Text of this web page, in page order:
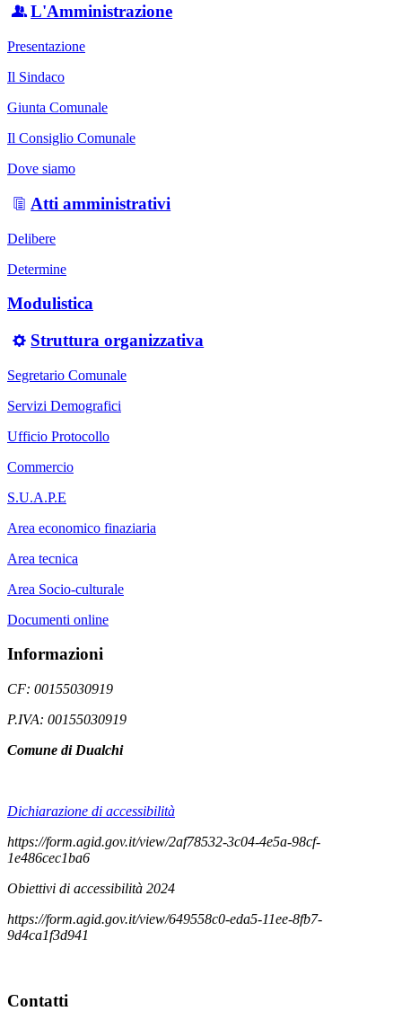
L'Amministrazione
Presentazione
Il Sindaco
Giunta Comunale
Il Consiglio Comunale
Dove siamo
Atti amministrativi
Delibere
Determine
Modulistica
Struttura organizzativa
Segretario Comunale
Servizi Demografici
Ufficio Protocollo
Commercio
S.U.A.P.E
Area economico finaziaria
Area tecnica
Area Socio-culturale
Documenti online
Informazioni
CF: 00155030919
P.IVA: 00155030919
Comune di Dualchi
Dichiarazione di accessibilità
https://form.agid.gov.it/view/2af78532-3c04-4e5a-98cf-
1e486cec1ba6
Obiettivi di accessibilità 2024
https://form.agid.gov.it/view/649558c0-eda5-11ee-8fb7-
9d4ca1f3d941
Contatti